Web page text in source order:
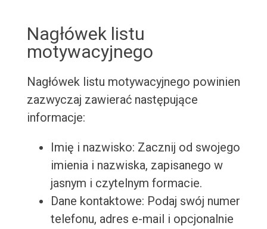
Nagłówek listu
motywacyjnego
Nagłówek listu motywacyjnego powinien
zazwyczaj zawierać następujące
informacje:
Imię i nazwisko: Zacznij od swojego
imienia i nazwiska, zapisanego w
jasnym i czytelnym formacie.
Dane kontaktowe: Podaj swój numer
telefonu, adres e-mail i opcjonalnie